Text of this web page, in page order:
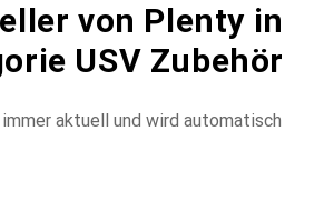
von Plenty in
USV Zubehör
aktuell und wird automatisch